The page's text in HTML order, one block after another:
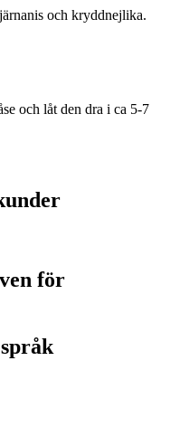
och kryddnejlika.
och låt den dra i ca 5-7
för